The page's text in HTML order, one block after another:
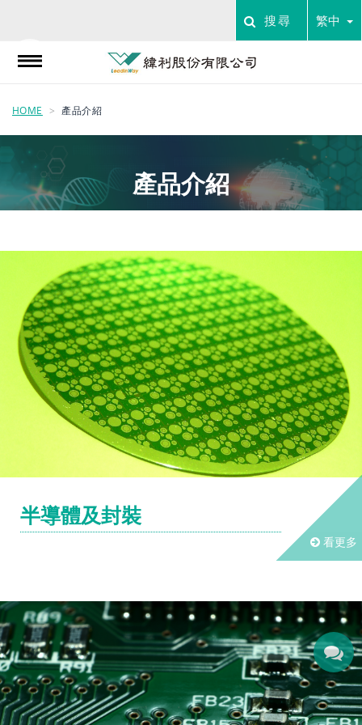
搜尋 繁中
HOME 產品介紹
產品介紹
半導體及封裝
看更多